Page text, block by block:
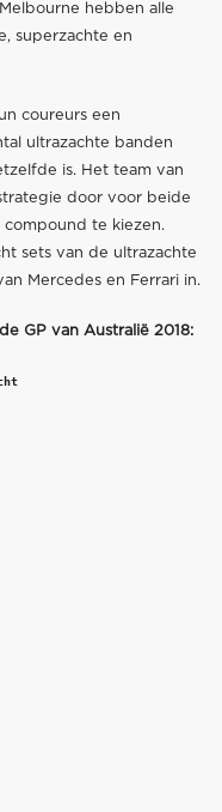
hebben alle
superzachte en
coureurs een
ultrazachte banden
is. Het team van
door voor beide
te kiezen.
sets van de ultrazachte
Mercedes en Ferrari in.
GP van Australië 2018: